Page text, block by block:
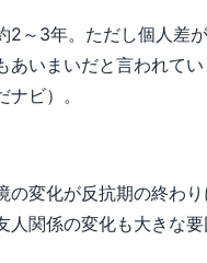
2～3年。ただし個人差
あいまいだと言われて
ビ）。
の変化が反抗期の終わ
人関係の変化も大きな